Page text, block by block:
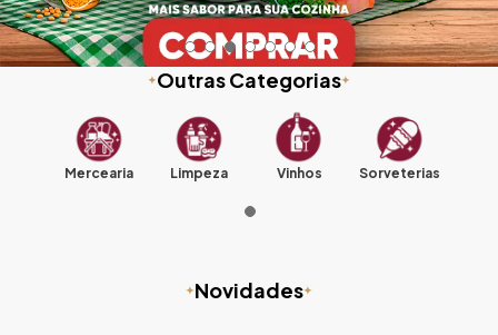
Outras Categorias
Mercearia Limpeza Vinhos Sorveterias
Novidades